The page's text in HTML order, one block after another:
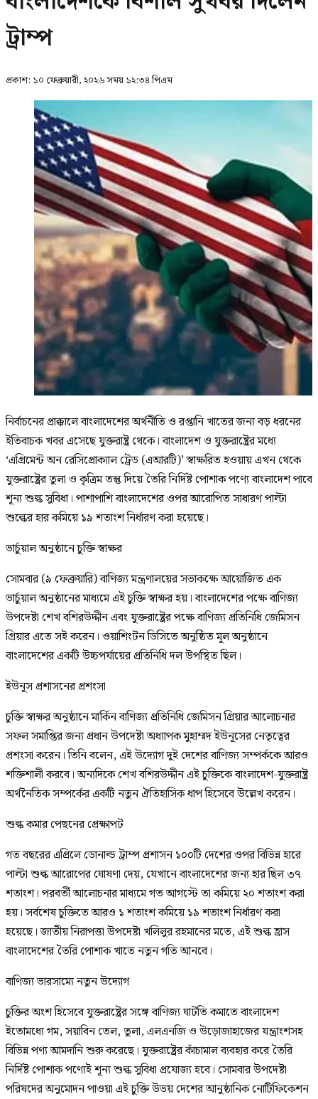
ট্রাম্প
প্রকাশ: ১০ ফেব্রুয়ারী, ২০২৬ সময় ১২:৩৪ পিএম
নির্বাচনের প্রাক্কালে বাংলাদেশের অর্থনীতি ও রপ্তানি খাতের জন্য বড় ধরনের
ইতিবাচক খবর এসেছে যুক্তরাষ্ট্র থেকে। বাংলাদেশ ও যুক্তরাষ্ট্রের মধ্যে
‘এগ্রিমেন্ট অন রেসিপ্রোক্যাল ট্রেড (এআরটি)’ স্বাক্ষরিত হওয়ায় এখন থেকে
যুক্তরাষ্ট্রের তুলা ও কৃত্রিম তন্তু দিয়ে তৈরি নির্দিষ্ট পোশাক পণ্যে বাংলাদেশ পাবে
শূন্য শুল্ক সুবিধা। পাশাপাশি বাংলাদেশের ওপর আরোপিত সাধারণ পাল্টা
শুল্কের হার কমিয়ে ১৯ শতাংশ নির্ধারণ করা হয়েছে।
ভার্চুয়াল অনুষ্ঠানে চুক্তি স্বাক্ষর
সোমবার (৯ ফেব্রুয়ারি) বাণিজ্য মন্ত্রণালয়ের সভাকক্ষে আয়োজিত এক
ভার্চুয়াল অনুষ্ঠানের মাধ্যমে এই চুক্তি স্বাক্ষর হয়। বাংলাদেশের পক্ষে বাণিজ্য
উপদেষ্টা শেখ বশিরউদ্দীন এবং যুক্তরাষ্ট্রের পক্ষে বাণিজ্য প্রতিনিধি জেমিসন
গ্রিয়ার এতে সই করেন। ওয়াশিংটন ডিসিতে অনুষ্ঠিত মূল অনুষ্ঠানে
বাংলাদেশের একটি উচ্চপর্যায়ের প্রতিনিধি দল উপস্থিত ছিল।
ইউনূস প্রশাসনের প্রশংসা
চুক্তি স্বাক্ষর অনুষ্ঠানে মার্কিন বাণিজ্য প্রতিনিধি জেমিসন গ্রিয়ার আলোচনার
সফল সমাপ্তির জন্য প্রধান উপদেষ্টা অধ্যাপক মুহাম্মদ ইউনূসের নেতৃত্বের
প্রশংসা করেন। তিনি বলেন, এই উদ্যোগ দুই দেশের বাণিজ্য সম্পর্ককে আরও
শক্তিশালী করবে। অন্যদিকে শেখ বশিরউদ্দীন এই চুক্তিকে বাংলাদেশ-যুক্তরাষ্ট্র
অর্থনৈতিক সম্পর্কের একটি নতুন ঐতিহাসিক ধাপ হিসেবে উল্লেখ করেন।
শুল্ক কমার পেছনের প্রেক্ষাপট
গত বছরের এপ্রিলে ডোনাল্ড ট্রাম্প প্রশাসন ১০০টি দেশের ওপর বিভিন্ন হারে
পাল্টা শুল্ক আরোপের ঘোষণা দেয়, যেখানে বাংলাদেশের জন্য হার ছিল ৩৭
শতাংশ। পরবর্তী আলোচনার মাধ্যমে গত আগস্টে তা কমিয়ে ২০ শতাংশ করা
হয়। সর্বশেষ চুক্তিতে আরও ১ শতাংশ কমিয়ে ১৯ শতাংশ নির্ধারণ করা
হয়েছে। জাতীয় নিরাপত্তা উপদেষ্টা খলিলুর রহমানের মতে, এই শুল্ক হ্রাস
বাংলাদেশের তৈরি পোশাক খাতে নতুন গতি আনবে।
বাণিজ্য ভারসাম্যে নতুন উদ্যোগ
চুক্তির অংশ হিসেবে যুক্তরাষ্ট্রের সঙ্গে বাণিজ্য ঘাটতি কমাতে বাংলাদেশ
ইতোমধ্যে গম, সয়াবিন তেল, তুলা, এলএনজি ও উড়োজাহাজের যন্ত্রাংশসহ
বিভিন্ন পণ্য আমদানি শুরু করেছে। যুক্তরাষ্ট্রের কাঁচামাল ব্যবহার করে তৈরি
নির্দিষ্ট পোশাক পণ্যেই শূন্য শুল্ক সুবিধা প্রযোজ্য হবে। সোমবার উপদেষ্টা
পরিষদের অনুমোদন পাওয়া এই চুক্তি উভয় দেশের আনুষ্ঠানিক নোটিফিকেশন